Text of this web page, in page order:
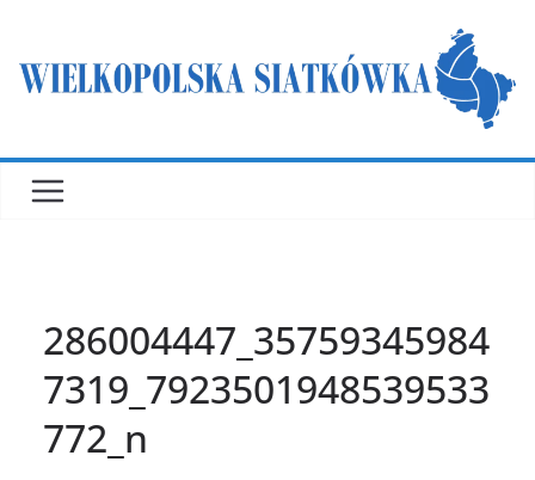
treści
286004447_35759345984
7319_7923501948539533
772_n